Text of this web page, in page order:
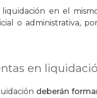
en el
o administrativa,
en
deberán